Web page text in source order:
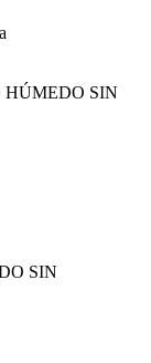
HÚMEDO SIN
SIN